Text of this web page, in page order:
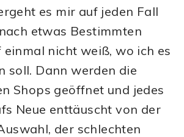
es mir auf jeden Fall
etwas Bestimmten
einmal nicht weiß, wo ich es
soll. Dann werden die
Shops geöffnet und jedes
Neue enttäuscht von der
der schlechten